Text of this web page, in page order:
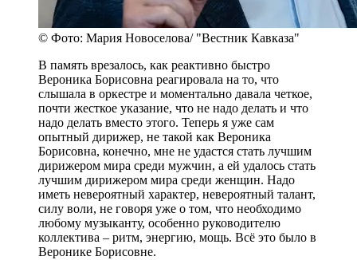
© Фото: Мария Новоселова/ "Вестник Кавказа"
В память врезалось, как реактивно быстро
Вероника Борисовна реагировала на то, что
слышала в оркестре и моментально давала четкое,
почти жесткое указание, что не надо делать и что
надо делать вместо этого. Теперь я уже сам
опытный дирижер, не такой как Вероника
Борисовна, конечно, мне не удастся стать лучшим
дирижером мира среди мужчин, а ей удалось стать
лучшим дирижером мира среди женщин. Надо
иметь невероятный характер, невероятный талант,
силу воли, не говоря уже о том, что необходимо
любому музыканту, особенно руководителю
коллектива – ритм, энергию, мощь. Всё это было в
Веронике Борисовне.